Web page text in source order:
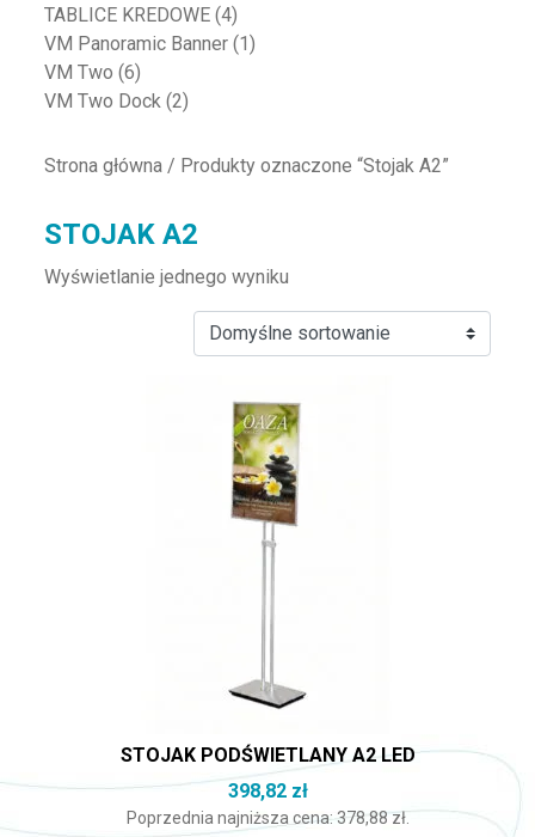
TABLICE KREDOWE (4)
VM Panoramic Banner (1)
VM Two (6)
VM Two Dock (2)
Strona główna / Produkty oznaczone “Stojak A2”
STOJAK A2
Wyświetlanie jednego wyniku
STOJAK PODŚWIETLANY A2 LED
398,82 zł
Poprzednia najniższa cena:378,88 zł.